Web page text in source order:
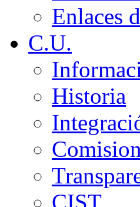
Enlaces
C.U.
Historia
CIST